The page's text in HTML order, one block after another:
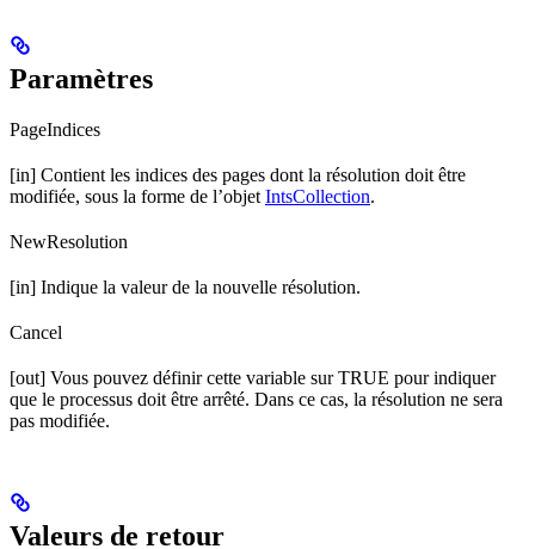
Paramètres
PageIndices
[in] Contient les indices des pages dont la résolution doit être
modifiée, sous la forme de l’objet IntsCollection.
NewResolution
[in] Indique la valeur de la nouvelle résolution.
Cancel
[out] Vous pouvez définir cette variable sur TRUE pour indiquer
que le processus doit être arrêté. Dans ce cas, la résolution ne sera
pas modifiée.
Valeurs de retour